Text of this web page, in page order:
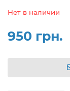
Нет в наличии
950 грн.